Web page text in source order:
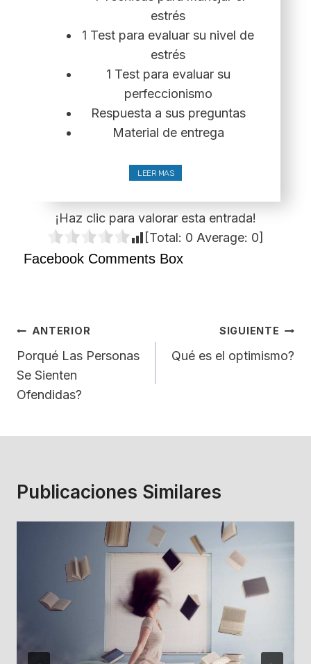
estrés
1 Test para evaluar su nivel de
estrés
1 Test para evaluar su
perfeccionismo
Respuesta a sus preguntas
Material de entrega
LEER MAS
¡Haz clic para valorar esta entrada!
[Total: 0 Average: 0]
Facebook Comments Box
Navegación
De
Entradas
ANTERIOR
Porqué Las Personas
Se Sienten
Ofendidas?
SIGUIENTE
Qué es el optimismo?
Publicaciones Similares